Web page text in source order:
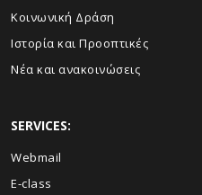
Κοινωνική Δράση
Ιστορία και Προοπτικές
Νέα και ανακοινώσεις
SERVICES:
Webmail
E-class